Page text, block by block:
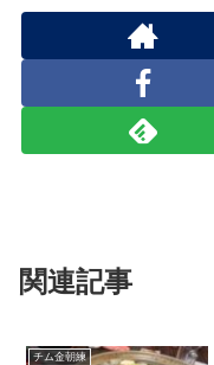
関連記事
チム金朝練